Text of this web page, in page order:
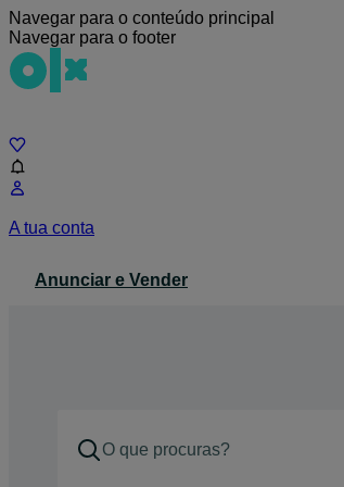
Navegar para o conteúdo principal
Navegar para o footer
A tua conta
Anunciar e Vender